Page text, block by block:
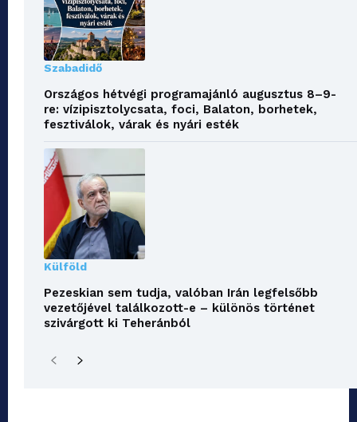
Szabadidő
Országos hétvégi programajánló augusztus 8–9-
re: vízipisztolycsata, foci, Balaton, borhetek,
fesztiválok, várak és nyári esték
Külföld
Pezeskian sem tudja, valóban Irán legfelsőbb
vezetőjével találkozott-e – különös történet
szivárgott ki Teheránból